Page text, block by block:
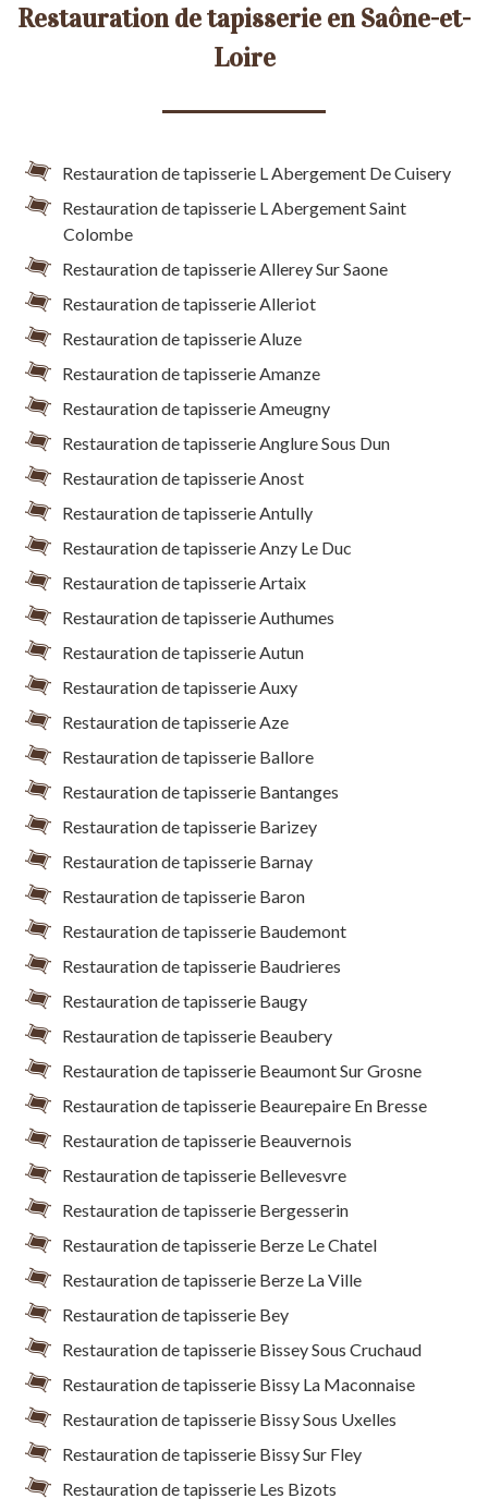
Restauration de tapisserie en Saône-et-
Loire
Restauration de tapisserie L Abergement De Cuisery
Restauration de tapisserie L Abergement Saint
Colombe
Restauration de tapisserie Allerey Sur Saone
Restauration de tapisserie Alleriot
Restauration de tapisserie Aluze
Restauration de tapisserie Amanze
Restauration de tapisserie Ameugny
Restauration de tapisserie Anglure Sous Dun
Restauration de tapisserie Anost
Restauration de tapisserie Antully
Restauration de tapisserie Anzy Le Duc
Restauration de tapisserie Artaix
Restauration de tapisserie Authumes
Restauration de tapisserie Autun
Restauration de tapisserie Auxy
Restauration de tapisserie Aze
Restauration de tapisserie Ballore
Restauration de tapisserie Bantanges
Restauration de tapisserie Barizey
Restauration de tapisserie Barnay
Restauration de tapisserie Baron
Restauration de tapisserie Baudemont
Restauration de tapisserie Baudrieres
Restauration de tapisserie Baugy
Restauration de tapisserie Beaubery
Restauration de tapisserie Beaumont Sur Grosne
Restauration de tapisserie Beaurepaire En Bresse
Restauration de tapisserie Beauvernois
Restauration de tapisserie Bellevesvre
Restauration de tapisserie Bergesserin
Restauration de tapisserie Berze Le Chatel
Restauration de tapisserie Berze La Ville
Restauration de tapisserie Bey
Restauration de tapisserie Bissey Sous Cruchaud
Restauration de tapisserie Bissy La Maconnaise
Restauration de tapisserie Bissy Sous Uxelles
Restauration de tapisserie Bissy Sur Fley
Restauration de tapisserie Les Bizots